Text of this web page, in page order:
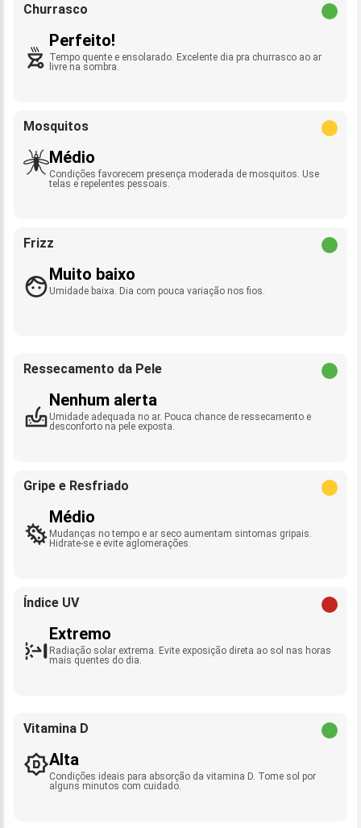
Churrasco
Perfeito!
Tempo quente e ensolarado. Excelente dia pra churrasco ao ar
livre na sombra.
Mosquitos
Médio
Condições favorecem presença moderada de mosquitos. Use
telas e repelentes pessoais.
Frizz
Muito baixo
Umidade baixa. Dia com pouca variação nos fios.
Ressecamento da Pele
Nenhum alerta
Umidade adequada no ar. Pouca chance de ressecamento e
desconforto na pele exposta.
Gripe e Resfriado
Médio
Mudanças no tempo e ar seco aumentam sintomas gripais.
Hidrate-se e evite aglomerações.
Índice UV
Extremo
Radiação solar extrema. Evite exposição direta ao sol nas horas
mais quentes do dia.
Vitamina D
Alta
Condições ideais para absorção da vitamina D. Tome sol por
alguns minutos com cuidado.